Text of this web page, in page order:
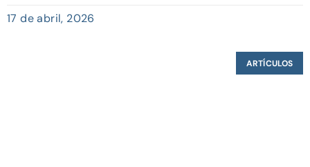
17 de abril, 2026
ARTÍCULOS